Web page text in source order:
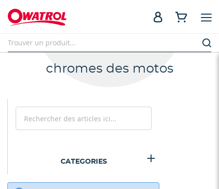
chromes des motos
Rechercher
CATEGORIES